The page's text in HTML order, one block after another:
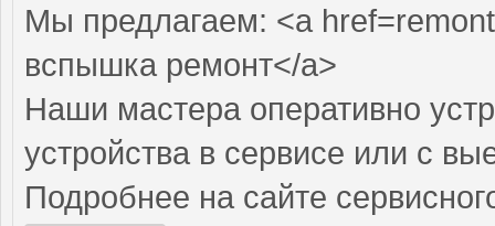
Мы предлагаем: <a
вспышка ремонт</a>
Наши мастера оперативно
устройства в сервисе или с
Подробнее на сайте